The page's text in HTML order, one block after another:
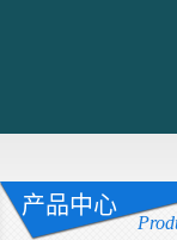
产品中心